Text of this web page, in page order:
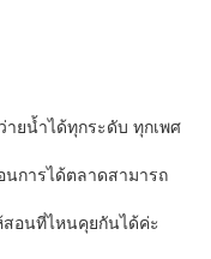
ยน้ำได้ทุกระดับ ทุกเพศ
นการได้ตลาดสามารถ
สอนที่ไหนคุยกันได้ค่ะ